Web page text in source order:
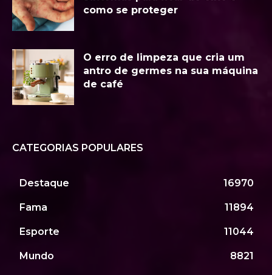
como se proteger
O erro de limpeza que cria um
antro de germes na sua máquina
de café
CATEGORIAS POPULARES
Destaque 16970
Fama 11894
Esporte 11044
Mundo 8821